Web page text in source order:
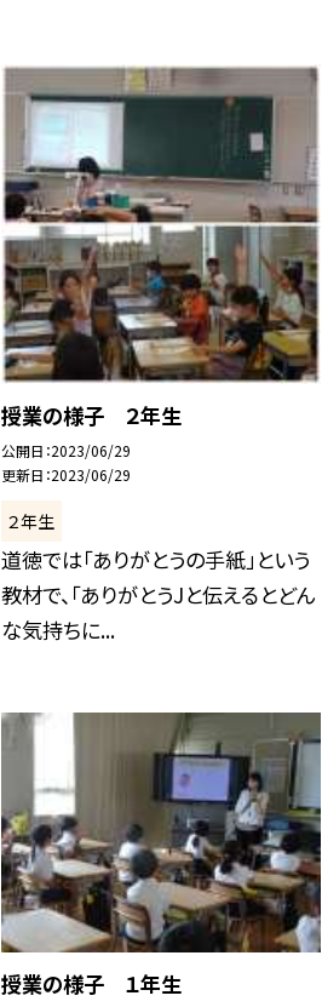
授業の様子 ２年生
公開日 2023/06/29
更新日 2023/06/29
２年生
道徳では「ありがとうの手紙」という
教材で、「ありがとうJと伝えるとどん
な気持ちに...
授業の様子 １年生